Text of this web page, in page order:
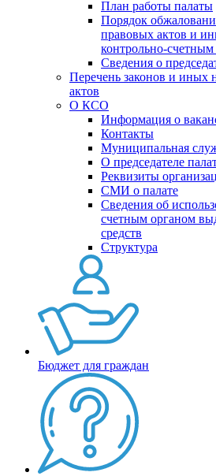
План работы палаты
Порядок
правовых актов и
контрольно-
Сведения о
Перечень законов и иных
актов
О КСО
Информация о
Контакты
Муниципальная
О председателе
Реквизиты
СМИ о палате
Сведения об
счетным органом
средств
Структура
Бюджет для граждан